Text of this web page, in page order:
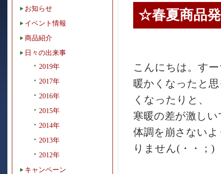
お知らせ
イベント情報
商品紹介
日々の出来事
2019年
2017年
2016年
2015年
2014年
2013年
2012年
キャンペーン
☆春夏商品
こんにちは。す
暖かくなったと
くなったりと、
寒暖の差が激し
体調を崩さない
りません(・・；)